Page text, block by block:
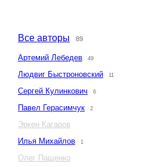
Все авторы 89
Артемий Лебедев 49
Людвиг Быстроновский 11
Сергей Кулинкович 6
Павел Герасимчук 2
Эркен Кагаров
Илья Михайлов
1
Олег Пащенко